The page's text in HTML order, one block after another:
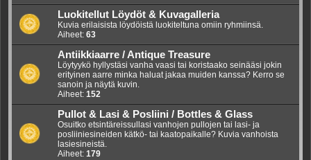
Luokitellut Löydöt & Kuvagalleria
Kuvia erilaisista löydöistä luokiteltuna omiin ryhmiinsä.
Aiheet: 63
Antiikkiaarre / Antique Treasure
Löytyykö hyllystäsi vanha vaasi tai koristaako seinääsi jokin
erityinen aarre minka haluat jakaa muiden kanssa? Kerro se
sanoin ja näytä kuvin.
Aiheet: 152
Pullot & Lasi & Posliini / Bottles & Glass
Osuitko etsintäreissullasi vanhojen pullojen tai lasi- ja
posliiniesineiden kätkö- tai kaatopaikalle? Kuvia vanhoista
lasiesineistä.
Aiheet: 179